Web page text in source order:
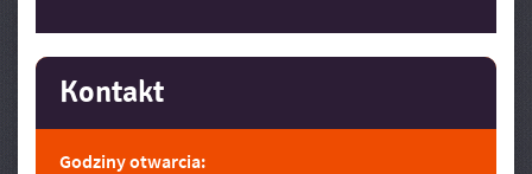
Kontakt
Godziny otwarcia: